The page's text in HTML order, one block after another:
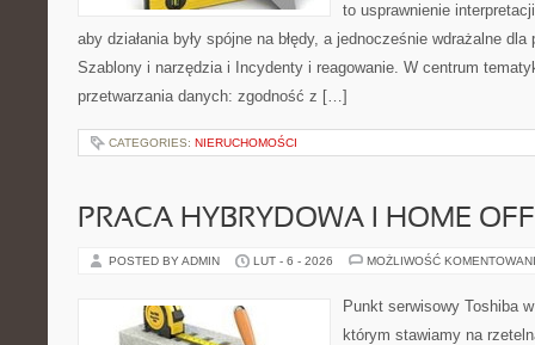
to usprawnienie
aby działania były spójne na błędy, a jednocześnie wdrażalne
Szablony i narzędzia i Incydenty i reagowanie. W centrum
przetwarzania danych: zgodność z […]
CATEGORIES: NIERUCHOMOŚCI
PRACA HYBRYDOWA I HOME
POSTED BY ADMIN LUT - 6 - 2026 MOŻLIWOŚĆ
Punkt serwisowy Toshiba
którym stawiamy na